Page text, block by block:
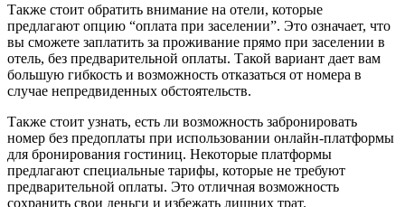
Также стоит обратить внимание на отели, которые
предлагают опцию “оплата при заселении”. Это означает, что
вы сможете заплатить за проживание прямо при заселении в
отель, без предварительной оплаты. Такой вариант дает вам
большую гибкость и возможность отказаться от номера в
случае непредвиденных обстоятельств.
Также стоит узнать, есть ли возможность забронировать
номер без предоплаты при использовании онлайн-платформы
для бронирования гостиниц. Некоторые платформы
предлагают специальные тарифы, которые не требуют
предварительной оплаты. Это отличная возможность
сохранить свои деньги и избежать лишних трат.